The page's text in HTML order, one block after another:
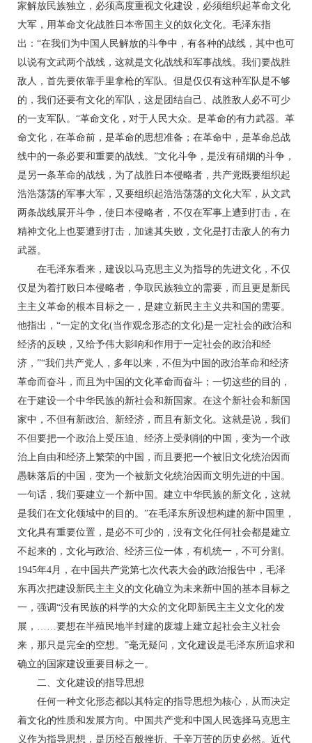
家解放民族独立，必须高度重视文化建设，必须组织起革命文化
大军，用革命文化战胜日本帝国主义的奴化文化。毛泽东指
出：“在我们为中国人民解放的斗争中，有各种的战线，其中也可
以说有文武两个战线，这就是文化战线和军事战线。我们要战胜
敌人，首先要依靠手里拿枪的军队。但是仅仅有这种军队是不够
的，我们还要有文化的军队，这是团结自己、战胜敌人必不可少
的一支军队。“革命文化，对于人民大众。是革命的有力武器。革
命文化，在革命前，是革命的思想准备；在革命中，是革命总战
线中的一条必要和重要的战线。”文化斗争，是没有硝烟的斗争，
是另一条革命的战线，为了战胜日本侵略者，共产党既要组织起
浩浩荡荡的军事大军，又要组织起浩浩荡荡的文化大军，从文武
两条战线展开斗争，使日本侵略者，不仅在军事上遭到打击，在
精神文化上也要遭到打击，加速其失败，文化是打击敌人的有力
武器。
在毛泽东看来，建设以马克思主义为指导的先进文化，不仅
仅是为着打败日本侵略者，争取民族独立的需要，而且更是新民
主主义革命的根本目标之一，是建立新民主主义共和国的需要。
他指出，“一定的文化(当作观念形态的文化)是一定社会的政治和
经济的反映，又给予伟大影响和作用于一定社会的政治和经
济，”“我们共产党人，多年以来，不但为中国的政治革命和经济
革命而奋斗，而且为中国的文化革命而奋斗；一切这些的目的，
在于建设一个中华民族的新社会和新国家。在这个新社会和新国
家中，不但有新政治、新经济，而且有新文化。这就是说，我们
不但要把一个政治上受压迫、经济上受剥削的中国，变为一个政
治上自由和经济上繁荣的中国，而且要把一个被旧文化统治因而
愚昧落后的中国，变为一个被新文化统治因而文明先进的中国。
一句话，我们要建立一个新中国。建立中华民族的新文化，这就
是我们在文化领域中的目的。”在毛泽东所设想构建的新中国里，
文化具有重要位置，是必不可少的，没有文化任何社会都是建立
不起来的，文化与政治、经济三位一体，有机统一，不可分割。
1945年4月，在中国共产党第七次代表大会的政治报告中，毛泽
东再次把建设新民主主义的文化确立为未来新中国的基本目标之
一，强调“没有民族的科学的大众的文化即新民主主义文化的发
展，……要想在半殖民地半封建的废墟上建立起社会主义社会
来，那只是完全的空想。”毫无疑问，文化建设是毛泽东所追求和
确立的国家建设重要目标之一。
二、文化建设的指导思想
任何一种文化形态都以其特定的指导思想为核心，从而决定
着文化的性质和发展方向。中国共产党和中国人民选择马克思主
义作为指导思想，是历经百般挫折、千辛万苦的历史必然。近代